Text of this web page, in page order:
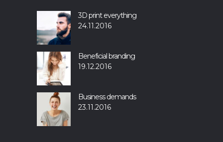
3D print everything
24.11.2016
Beneficial branding
19.12.2016
Business demands
23.11.2016